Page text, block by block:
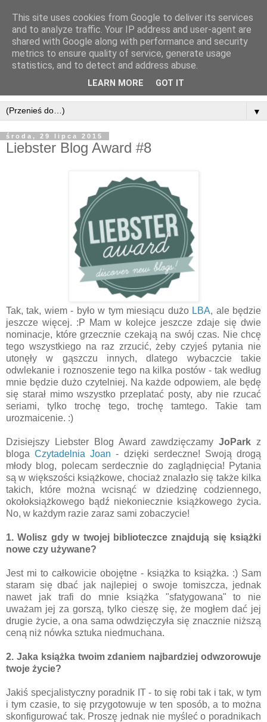
▼
środa, 29 lipca 2015
Liebster Blog Award #8
Tak, tak, wiem - było w tym miesiącu dużo LBA, ale będzie
jeszcze więcej. :P Mam w kolejce jeszcze zdaje się dwie
nominacje, które grzecznie czekają na swój czas. Nie chcę
tego wszystkiego na raz zrzucić, żeby czyjeś pytania nie
utonęły w gąszczu innych, dlatego wybaczcie takie
odwlekanie i roznoszenie tego na kilka postów - tak według
mnie będzie dużo czytelniej. Na każde odpowiem, ale będę
się starał mimo wszystko przeplatać posty, aby nie rzucać
seriami, tylko trochę tego, trochę tamtego. Takie tam
urozmaicenie. :)
Dzisiejszy Liebster Blog Award zawdzięczamyJoPark z
blogaCzytadelnia Joan - dzięki serdeczne! Swoją drogą
młody blog, polecam serdecznie do zaglądnięcia! Pytania
są w większości książkowe, chociaż znalazło się także kilka
takich, które można wcisnąć w dziedzinę codziennego,
okołoksiążkowego bądź niekoniecznie książkowego życia.
No, w każdym razie zaraz sami zobaczycie!
1. Wolisz gdy w twojej biblioteczce znajdują się książki
nowe czy używane?
Jest mi to całkowicie obojętne - książka to książka. :) Sam
staram się dbać jak najlepiej o swoje tomiszcza, jednak
nawet jak trafi do mnie książka "sfatygowana" to nie
uważam jej za gorszą, tylko cieszę się, że mogłem dać jej
drugie życie, a ona sama odwdzięczyła się znacznie niższą
ceną niż nówka sztuka niedmuchana.
2. Jaka książka twoim zdaniem najbardziej odwzorowuje
twoje życie?
Jakiś specjalistyczny poradnik IT - to się robi tak i tak, w tym
i tym czasie, to się przygotowuje w ten sposób, a to można
skonfigurować tak. Proszę jednak nie myśleć o poradnikach
This site uses cookies from Google to deliver its services
and to analyze traffic. Your IP address and user-agent are
shared with Google along with performance and security
metrics to ensure quality of service, generate usage
statistics, and to detect and address abuse.
LEARN MORE GOT IT